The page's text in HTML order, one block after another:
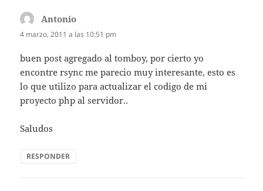
Antonio
4 marzo, 2011 a las 10:51 pm
buen post agregado al tomboy, por cierto yo
encontre rsync me parecio muy interesante, esto es
lo que utilizo para actualizar el codigo de mi
proyecto php al servidor..
Saludos
RESPONDER